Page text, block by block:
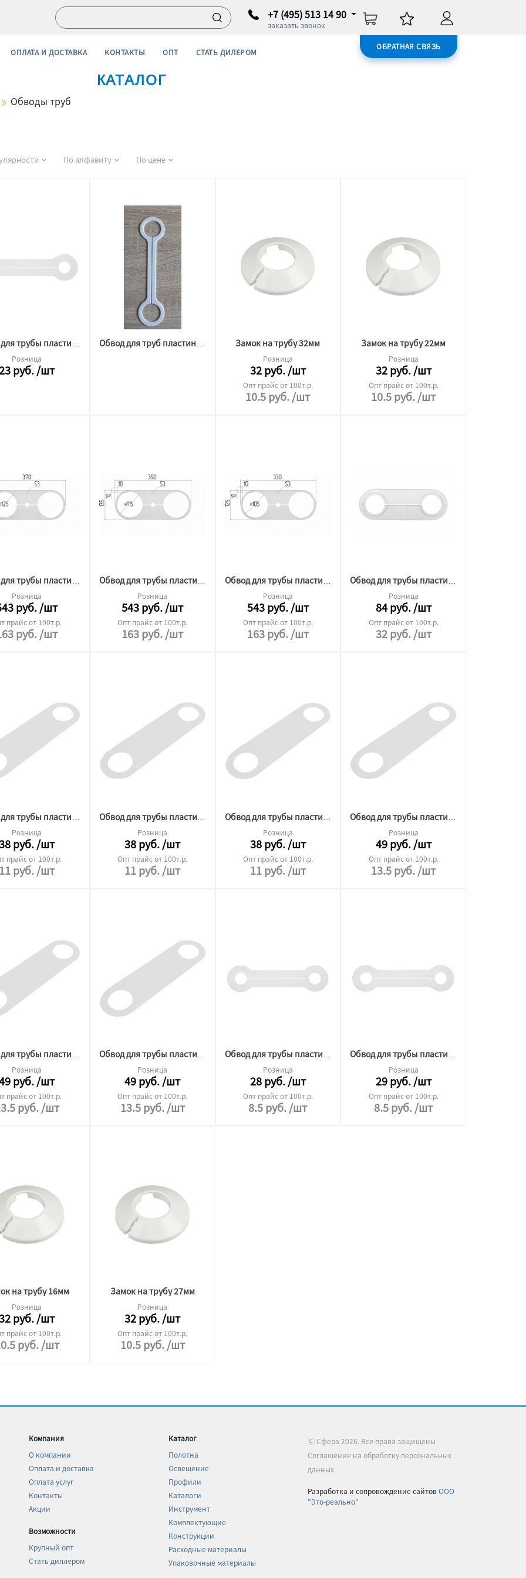
+7 (495) 513 14 90
заказать звонок
ОБРАТНАЯ СВЯЗЬ
ОПЛАТА И ДОСТАВКА КОНТАКТЫ ОПТ СТАТЬ ДИЛЕРОМ
КАТАЛОГ
Обводы труб
По алфавиту По цене
Розница
руб./шт
Замок на трубу 32мм
Розница
32руб./шт
Опт прайс от 100т.р.
10.5руб./шт
Замок на трубу 22мм
Розница
32 руб. /шт
Опт прайс от 100т.р.
10.5руб./шт
Розница
руб./шт
прайс от 100т.р.
руб./шт
Розница
543руб./шт
Опт прайс от 100т.р.
163руб./шт
Розница
543руб./шт
Опт прайс от 100т.р.
163руб./шт
Розница
84 руб. /шт
Опт прайс от 100т.р.
32 руб. /шт
Обвод для трубы пластина №32 L210 1мм
Розница
руб./шт
прайс от 100т.р.
руб./шт
Обвод для трубы пластина №27 L210 1мм
Розница
38руб./шт
Опт прайс от 100т.р.
11руб./шт
Обвод для трубы пластина №22 L210 1мм
Розница
38руб./шт
Опт прайс от 100т.р.
11руб./шт
Обвод для трубы пластина №32 L210 3мм
Розница
49 руб. /шт
Опт прайс от 100т.р.
13.5руб./шт
Обвод для трубы пластина №27 L210 3мм
Розница
руб./шт
прайс от 100т.р.
руб./шт
Обвод для трубы пластина №22 L210 3мм
Розница
49руб./шт
Опт прайс от 100т.р.
13.5 руб. /шт
Обвод для трубы пластина 27 (кость)
Розница
28руб./шт
Опт прайс от 100т.р.
8.5руб./шт
Обвод для трубы пластина 22 (кость)
Розница
29 руб. /шт
Опт прайс от 100т.р.
8.5руб./шт
на трубу 16мм
Розница
руб./шт
прайс от 100т.р.
руб./шт
Замок на трубу 27мм
Розница
32руб./шт
Опт прайс от 100т.р.
10.5 руб. /шт
Компания
О компании
Оплата и доставка
Оплата услуг
Контакты
Акции
Возможности
Крупный опт
Стать диллером
Каталог
Полотна
Освещение
Профили
Каталоги
Инструмент
Комплектующие
Конструкции
Расходные материалы
Упаковочные материалы
Ⓒ Сфера 2026. Все права защищены
Соглашение на обработку персональных
данных
Разработка и сопровождение сайтовООО
"Это-реально"